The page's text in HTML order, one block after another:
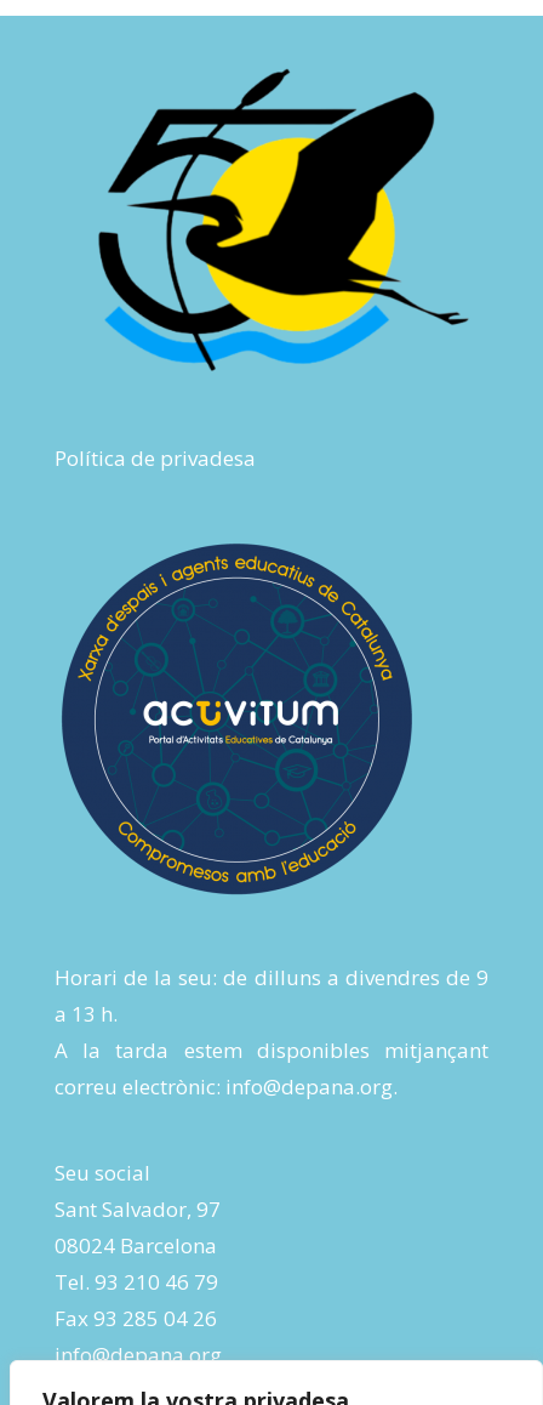
Política de privadesa
Horari de la seu: de dilluns a divendres de 9
a 13 h.
A la tarda estem disponibles mitjançant
correu electrònic: info@depana.org.
Seu social
Sant Salvador, 97
08024 Barcelona
Tel. 93 210 46 79
Fax 93 285 04 26
info@depana.org